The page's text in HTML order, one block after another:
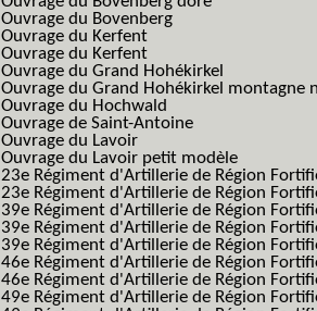
Ouvrage du Bovenberg
Ouvrage du Kerfent
Ouvrage du Kerfent
Ouvrage du Grand Hohékirkel
Ouvrage du Grand Hohékirkel montagne
Ouvrage du Hochwald
Ouvrage de Saint-Antoine
Ouvrage du Lavoir
Ouvrage du Lavoir petit modèle
23e Régiment d'Artillerie de Région
23e Régiment d'Artillerie de Région
39e Régiment d'Artillerie de Région
39e Régiment d'Artillerie de Région
39e Régiment d'Artillerie de Région
46e Régiment d'Artillerie de Région
46e Régiment d'Artillerie de Région
49e Régiment d'Artillerie de Région